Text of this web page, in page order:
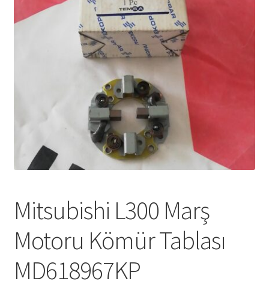
Mitsubishi L300 Marş
Motoru Kömür Tablası
MD618967KP